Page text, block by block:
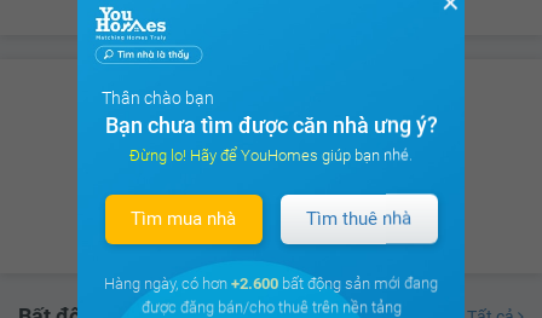
Có hơn544 thảo luậncủa Cư dân
trêncộng đồng cư dân Vinhomes Smart City
Thân chào bạn
Bạn chưa tìm được căn nhà ưng ý?
Đừng lo! Hãy để YouHomes giúp bạn nhé.
Tìm mua nhà Tìm thuê nhà
Hàng ngày, có hơn +2.600 bất động sản mới đang
được đăng bán/cho thuê trên nền tảng